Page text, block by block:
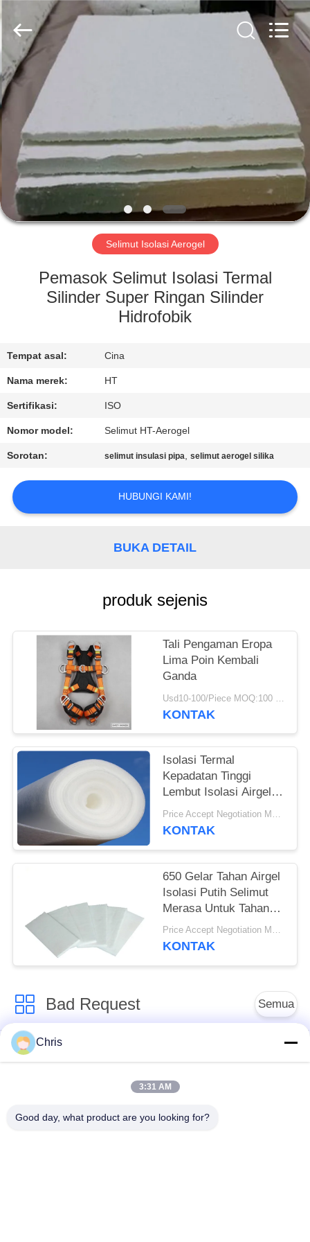
RUMAH
PRODUK
TENTANG
KAMI
TUR
KONTROL
HUBUNGI
KAMI
BERITA
PENAWARAN
Reserved.
Selimut Isolasi Aerogel
Pemasok Selimut Isolasi Termal
Silinder Super Ringan Silinder
Hidrofobik
Tempat asal: Cina
Nama merek: HT
Sertifikasi: ISO
Nomor model: Selimut HT-Aerogel
Sorotan: selimut insulasi pipa,selimut aerogel silika
HUBUNGI KAMI!
BUKA DETAIL
produk sejenis
Tali Pengaman Eropa
Lima Poin Kembali
Ganda
Usd10-100/Piece MOQ:100 buah
KONTAK
Isolasi Termal
Kepadatan Tinggi
Lembut Isolasi Airgel
Selimut
Price Accept Negotiation MOQ:Satu gulung
KONTAK
650 Gelar Tahan Airgel
Isolasi Putih Selimut
Merasa Untuk Tahan
Api Isolasi
Price Accept Negotiation MOQ:Satu gulung
KONTAK
Bad Request Semua
bahan bukan tenunan
Chris
3:31 AM
Good day, what product are you looking for?